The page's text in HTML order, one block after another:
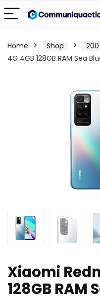
Home Shop 200
4G 4GB 128GB RAM Sea
Xiaomi
128GB RAM